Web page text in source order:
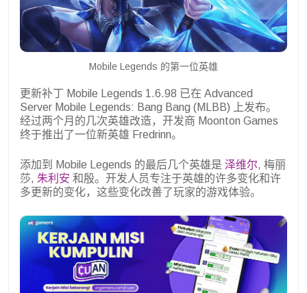
Mobile Legends 的第一位英雄
更新补丁 Mobile Legends 1.6.98 已在 Advanced
Server Mobile Legends: Bang Bang (MLBB) 上发布。
经过两个月的几次英雄改造，开发商 Moonton Games
终于推出了一位新英雄 Fredrinn。
添加到 Mobile Legends 的最后几个英雄是 泽维尔, 梅丽
莎, 朱利安 和殷。开发人员专注于英雄的许多变化和许
多更新的变化，这些变化改善了玩家的游戏体验。